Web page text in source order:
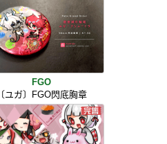
FGO
〔ユガ〕FGO閃底胸章